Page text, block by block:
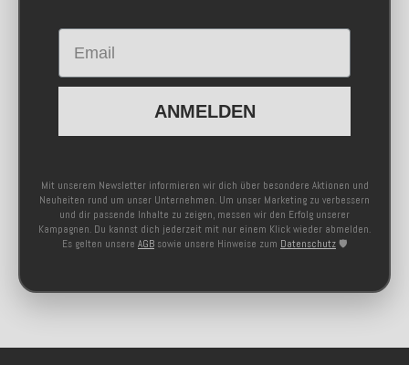
Email
ANMELDEN
Mit unserem Newsletter informieren wir dich über besondere Aktionen und
Neuheiten rund um unser Unternehmen. Um unser Marketing zu verbessern
und dir passende Inhalte zu zeigen, messen wir den Erfolg unserer
Kampagnen. Du kannst dich jederzeit mit nur einem Klick wieder abmelden.
Es gelten unsere AGB sowie unsere Hinweise zum Datenschutz 🛡️